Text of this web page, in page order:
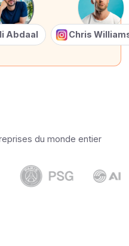
Abdaal Chris
du monde entier